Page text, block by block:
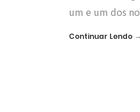
um e um dos
Continuar Lendo →